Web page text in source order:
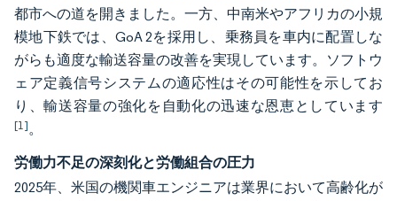
都市への道を開きました。一方、中南米やアフリカの小規
模地下鉄では、GoA 2を採用し、乗務員を車内に配置しな
がらも適度な輸送容量の改善を実現しています。ソフトウ
ェア定義信号システムの適応性はその可能性を示してお
り、輸送容量の強化を自動化の迅速な恩恵としています
[1]。
労働力不足の深刻化と労働組合の圧力
2025年、米国の機関車エンジニアは業界において高齢化が